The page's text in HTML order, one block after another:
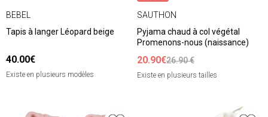
BEBEL
Tapis à langer Léopard beige
40.00€
Existe en plusieurs modèles
SAUTHON
Pyjama chaud à col végétal
Promenons-nous (naissance)
20.90€26.90 €
Existe en plusieurs tailles